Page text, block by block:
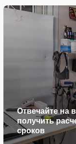
Отвечайте на
получить
сроков